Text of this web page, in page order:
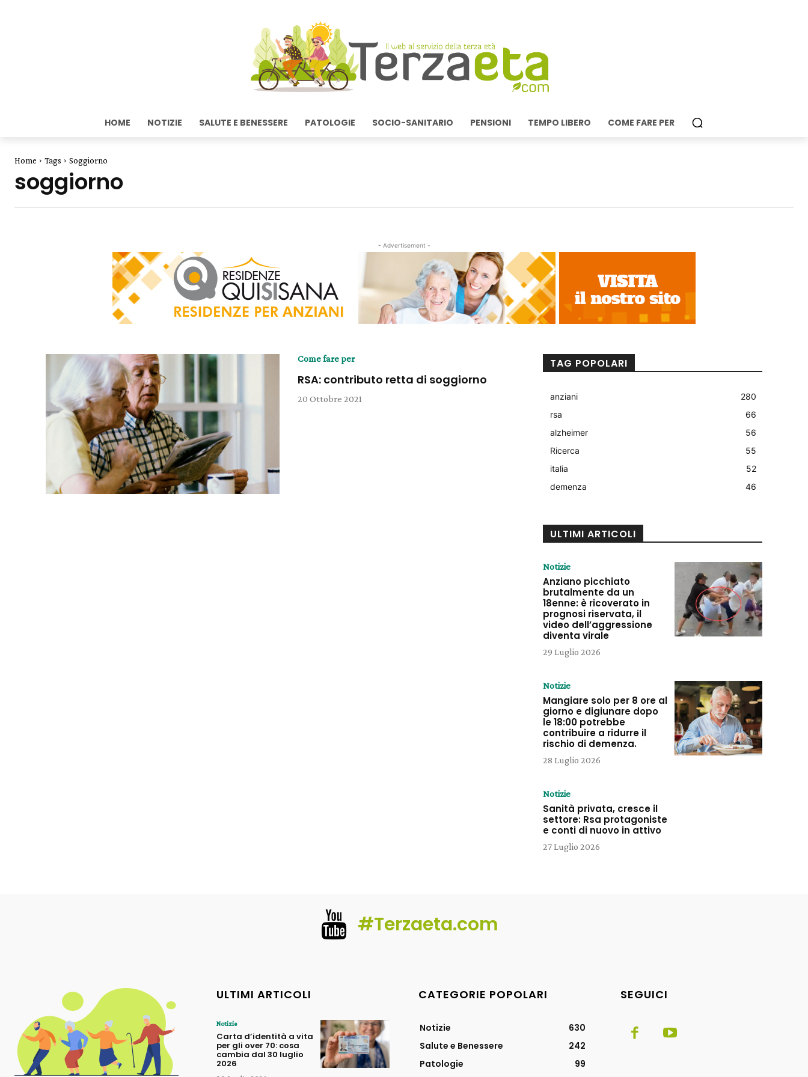
HOME NOTIZIE SALUTE E BENESSERE PATOLOGIE SOCIO-SANITARIO PENSIONI TEMPO LIBERO COME FARE PER
Home Tags Soggiorno
soggiorno
- Advertisement -
Come fare per
RSA: contributo retta di soggiorno
20 Ottobre 2021
TAG POPOLARI
anziani
280
rsa
66
alzheimer
56
Ricerca
55
italia
52
demenza
46
ULTIMI ARTICOLI
Notizie
Anziano picchiato
brutalmente da un
18enne: è ricoverato in
prognosi riservata, il
video dell’aggressione
diventa virale
29 Luglio 2026
Notizie
Mangiare solo per 8 ore al
giorno e digiunare dopo
le 18:00 potrebbe
contribuire a ridurre il
rischio di demenza.
28 Luglio 2026
Notizie
Sanità privata, cresce il
settore: Rsa protagoniste
e conti di nuovo in attivo
27 Luglio 2026
#Terzaeta.com
ULTIMI ARTICOLI
Notizie
Carta d’identità a vita
per gli over 70: cosa
cambia dal 30 luglio
2026
CATEGORIE POPOLARI
Notizie
630
Salute e Benessere
242
Patologie
99
SEGUICI